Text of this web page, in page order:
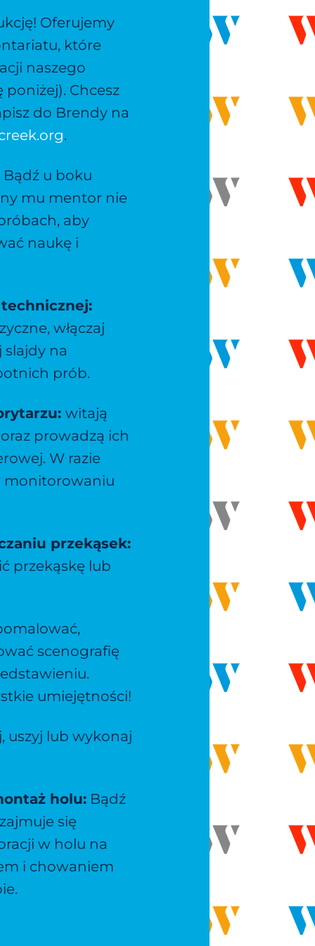
Oferujemy
które
naszego
Chcesz
do Brendy na
.
Bądź u boku
mu mentor nie
aby
naukę i
włączaj
na
prób.
witają
prowadzą ich
W razie
monitorowaniu
przekąsek:
przekąskę lub
scenografię
umiejętności!
uszyj lub wykonaj
holu: Bądź
się
w holu na
i chowaniem